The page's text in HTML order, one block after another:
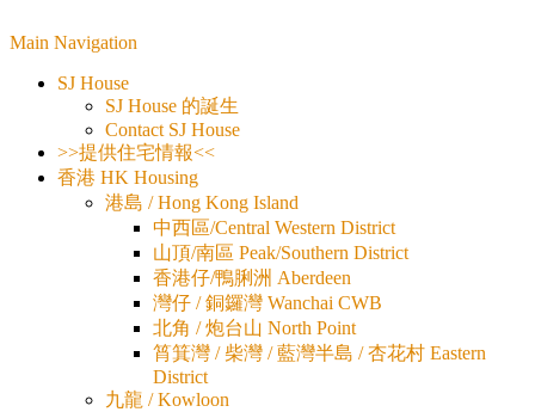
Main Navigation
SJ House
SJ House 的誕生
Contact SJ House
>>提供住宅情報<<
香港 HK Housing
港島 / Hong Kong Island
中西區/Central Western District
山頂/南區 Peak/Southern District
香港仔/鴨脷洲 Aberdeen
灣仔 / 銅鑼灣 Wanchai CWB
北角 / 炮台山 North Point
筲箕灣 / 柴灣 / 藍灣半島 / 杏花村 Eastern
District
九龍 / Kowloon